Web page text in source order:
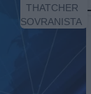
THATCHER
SOVRANISTA